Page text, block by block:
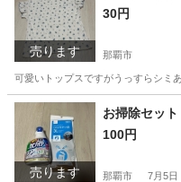
売ります
30円
那覇市
可愛いトップスですがうっすらシミ
沖縄 那覇市 キッズ用品
売ります
お掃除セット
100円
那覇市 7月5日